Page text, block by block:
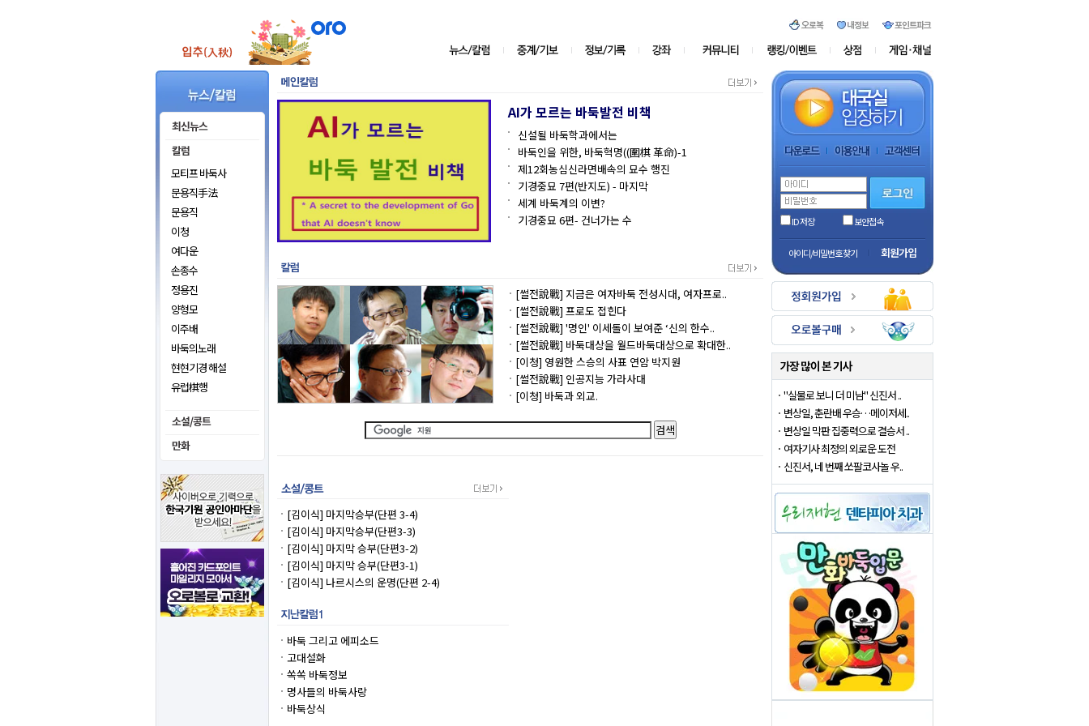
모티프 바둑사
문용직手法
문용직
이청
여다운
손종수
정용진
양형모
이주배
바둑의노래
현현기경 해설
유럽棋행
AI가 모르는 바둑발전 비책
신설될 바둑학과에서는
바둑인을 위한, 바둑혁명((圍棋 革命)-1
제12회농심신라면배속의 묘수 행진
기경중묘 7편(반지도) - 마지막
세계 바둑계의 이변?
기경중묘 6편- 건너가는 수
[썰전說戰] 지금은 여자바둑 전성시대, 여자프로..
[썰전說戰] 프로도 접힌다
[썰전說戰] '명인' 이세돌이 보여준 ‘신의 한수..
[썰전說戰] 바둑대상을 월드바둑대상으로 확대한..
[이청] 영원한 스승의 사표 연암 박지원
[썰전說戰] 인공지능 가라사대
[이청] 바둑과 외교.
[김이식] 마지막승부(단편 3-4)
[김이식] 마지막승부(단편3-3)
[김이식] 마지막 승부(단편3-2)
[김이식] 마지막 승부(단편3-1)
[김이식] 나르시스의 운명(단편 2-4)
바둑 그리고 에피소드
고대설화
쏙쏙 바둑정보
명사들의 바둑사랑
바둑상식
ID 저장 보안접속
아이디/비밀번호 찾기 회원가입
"실물로 보니 더 미남" 신진서 ..
변상일, 춘란배 우승…메이저세..
변상일 막판 집중력으로 결승서 ..
여자기사 최정의 외로운 도전
신진서, 네 번째 쏘팔코사놀 우..